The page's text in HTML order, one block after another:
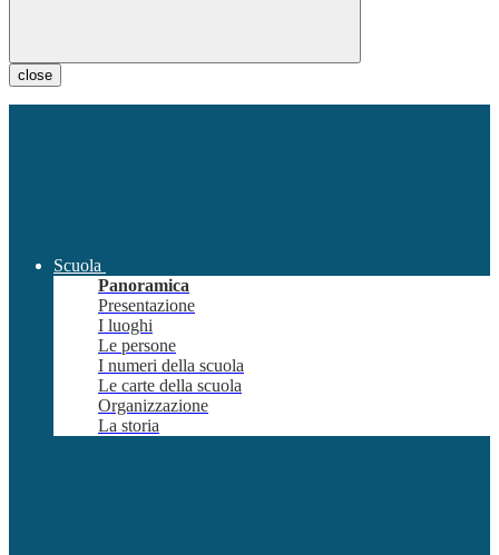
close
Scuola
Panoramica
Presentazione
I luoghi
Le persone
I numeri della scuola
Le carte della scuola
Organizzazione
La storia